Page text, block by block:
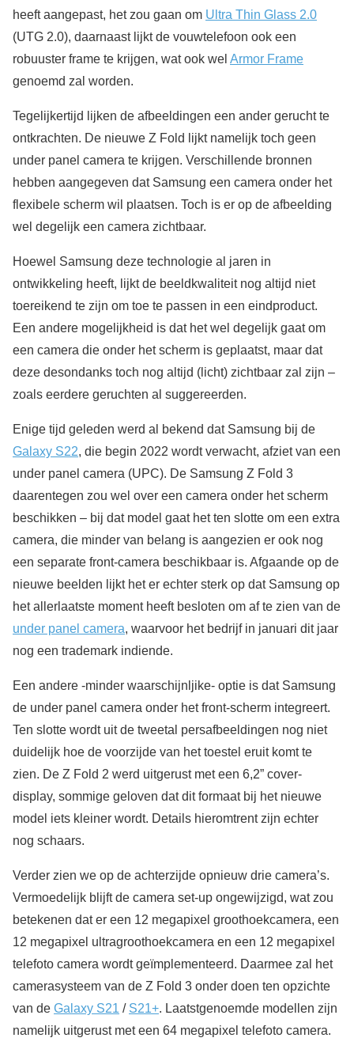
heeft aangepast, het zou gaan om Ultra Thin Glass 2.0
(UTG 2.0), daarnaast lijkt de vouwtelefoon ook een
robuuster frame te krijgen, wat ook wel Armor Frame
genoemd zal worden.
Tegelijkertijd lijken de afbeeldingen een ander gerucht te
ontkrachten. De nieuwe Z Fold lijkt namelijk toch geen
under panel camera te krijgen. Verschillende bronnen
hebben aangegeven dat Samsung een camera onder het
flexibele scherm wil plaatsen. Toch is er op de afbeelding
wel degelijk een camera zichtbaar.
Hoewel Samsung deze technologie al jaren in
ontwikkeling heeft, lijkt de beeldkwaliteit nog altijd niet
toereikend te zijn om toe te passen in een eindproduct.
Een andere mogelijkheid is dat het wel degelijk gaat om
een camera die onder het scherm is geplaatst, maar dat
deze desondanks toch nog altijd (licht) zichtbaar zal zijn –
zoals eerdere geruchten al suggereerden.
Enige tijd geleden werd al bekend dat Samsung bij de
Galaxy S22, die begin 2022 wordt verwacht, afziet van een
under panel camera (UPC). De Samsung Z Fold 3
daarentegen zou wel over een camera onder het scherm
beschikken – bij dat model gaat het ten slotte om een extra
camera, die minder van belang is aangezien er ook nog
een separate front-camera beschikbaar is. Afgaande op de
nieuwe beelden lijkt het er echter sterk op dat Samsung op
het allerlaatste moment heeft besloten om af te zien van de
under panel camera, waarvoor het bedrijf in januari dit jaar
nog een trademark indiende.
Een andere -minder waarschijnljike- optie is dat Samsung
de under panel camera onder het front-scherm integreert.
Ten slotte wordt uit de tweetal persafbeeldingen nog niet
duidelijk hoe de voorzijde van het toestel eruit komt te
zien. De Z Fold 2 werd uitgerust met een 6,2” cover-
display, sommige geloven dat dit formaat bij het nieuwe
model iets kleiner wordt. Details hieromtrent zijn echter
nog schaars.
Verder zien we op de achterzijde opnieuw drie camera’s.
Vermoedelijk blijft de camera set-up ongewijzigd, wat zou
betekenen dat er een 12 megapixel groothoekcamera, een
12 megapixel ultragroothoekcamera en een 12 megapixel
telefoto camera wordt geïmplementeerd. Daarmee zal het
camerasysteem van de Z Fold 3 onder doen ten opzichte
van de Galaxy S21 / S21+. Laatstgenoemde modellen zijn
namelijk uitgerust met een 64 megapixel telefoto camera.